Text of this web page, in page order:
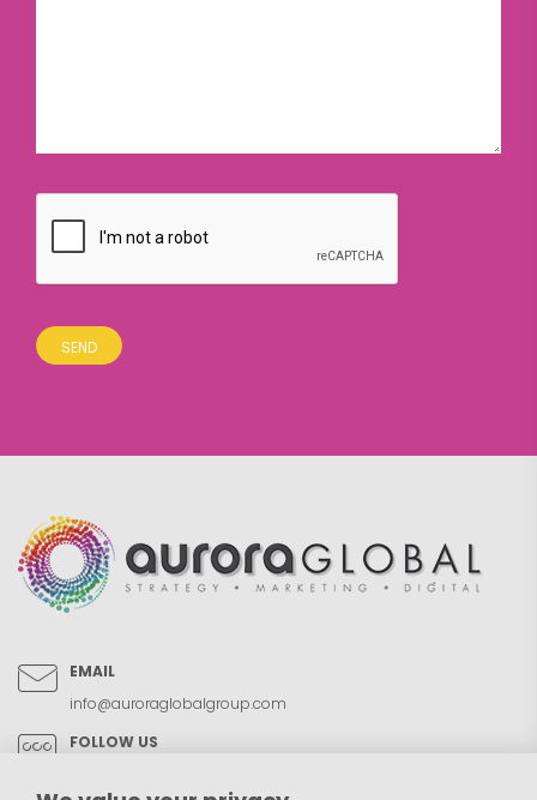
EMAIL
info@auroraglobalgroup.com
FOLLOW US